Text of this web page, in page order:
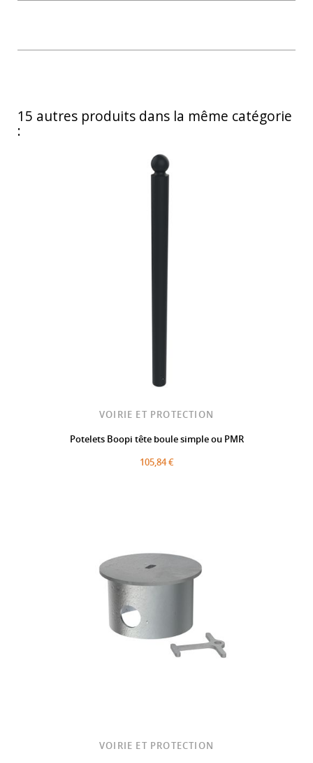
15 autres produits dans la même catégorie
:
VOIRIE ET PROTECTION
Potelets Boopi tête boule simple ou PMR
105,84 €
VOIRIE ET PROTECTION